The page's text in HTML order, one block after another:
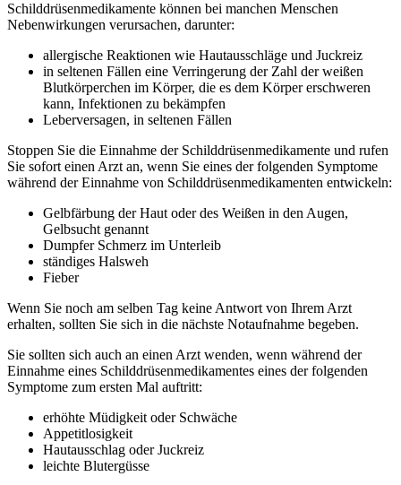
Schilddrüsenmedikamente können bei manchen Menschen
Nebenwirkungen verursachen, darunter:
allergische Reaktionen wie Hautausschläge und Juckreiz
in seltenen Fällen eine Verringerung der Zahl der weißen
Blutkörperchen im Körper, die es dem Körper erschweren
kann, Infektionen zu bekämpfen
Leberversagen, in seltenen Fällen
Stoppen Sie die Einnahme der Schilddrüsenmedikamente und rufen
Sie sofort einen Arzt an, wenn Sie eines der folgenden Symptome
während der Einnahme von Schilddrüsenmedikamenten entwickeln:
Gelbfärbung der Haut oder des Weißen in den Augen,
Gelbsucht genannt
Dumpfer Schmerz im Unterleib
ständiges Halsweh
Fieber
Wenn Sie noch am selben Tag keine Antwort von Ihrem Arzt
erhalten, sollten Sie sich in die nächste Notaufnahme begeben.
Sie sollten sich auch an einen Arzt wenden, wenn während der
Einnahme eines Schilddrüsenmedikamentes eines der folgenden
Symptome zum ersten Mal auftritt:
erhöhte Müdigkeit oder Schwäche
Appetitlosigkeit
Hautausschlag oder Juckreiz
leichte Blutergüsse